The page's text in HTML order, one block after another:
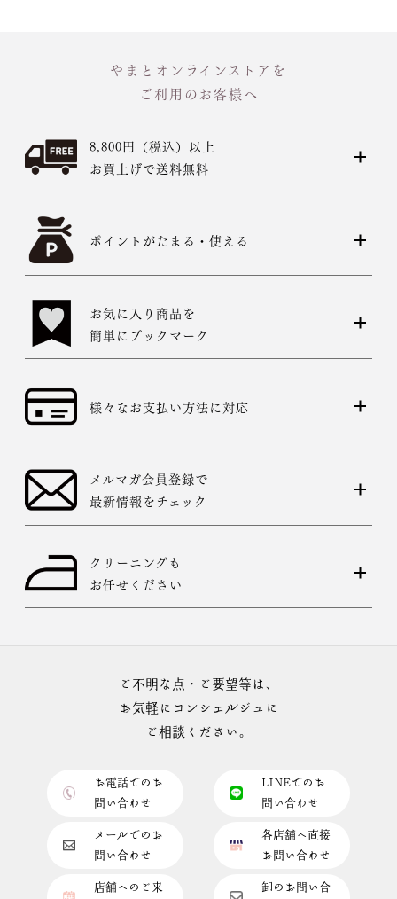
やまとオンラインストアを
ご利用のお客様へ
8,800円（税込）以上
お買上げで送料無料
ポイントがたまる・使える
お気に入り商品を
簡単にブックマーク
様々なお支払い方法に対応
メルマガ会員登録で
最新情報をチェック
クリーニングも
お任せください
ご不明な点・ご要望等は、
お気軽にコンシェルジュに
ご相談ください。
お電話でのお
問い合わせ
LINEでのお
問い合わせ
メールでのお
問い合わせ
各店舗へ直接
お問い合わせ
店舗へのご来
卸のお問い合